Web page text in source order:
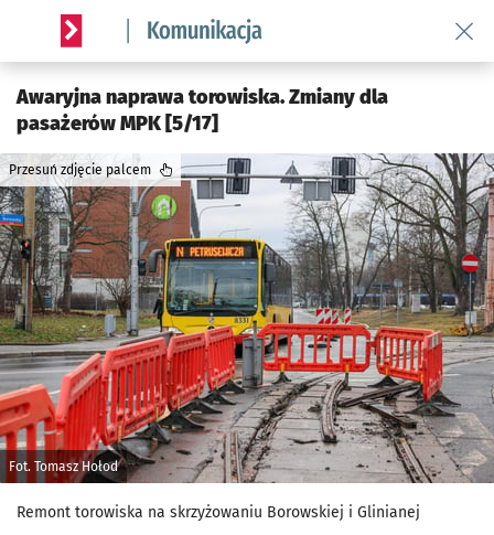
Serwis informacyjny wroclaw.pl podserwis: Komunikacja
Awaryjna naprawa torowiska. Zmiany dla
pasażerów MPK [5/17]
Fot. Tomasz Hołod
Przesuń zdjęcie palcem
Remont torowiska na skrzyżowaniu Borowskiej i Glinianej